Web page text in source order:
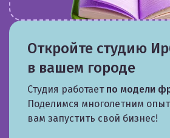
Откройте студию
в вашем городе
Студия работает по модели
Поделимся многолетним
вам запустить свой бизнес!